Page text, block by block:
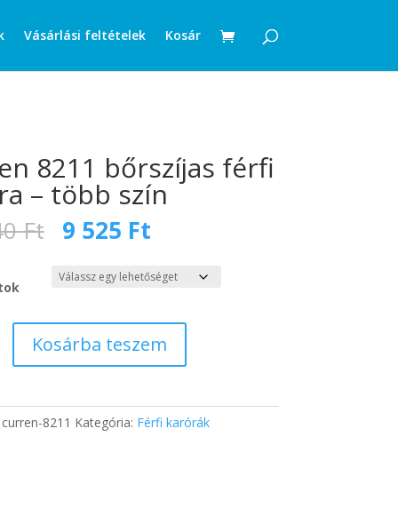
Vásárlási feltételek Kosár
8211 bőrszíjas férfi
– több szín
Ft Original
price
was:
15
9 525 Ft
is:
9
Kosárba teszem
curren-8211 Kategória: Férfi karórák